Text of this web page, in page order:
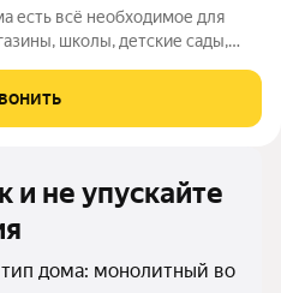
есть всё необходимое для
школы, детские сады,
районе с хорошей
и не упускайте
дома: монолитный во